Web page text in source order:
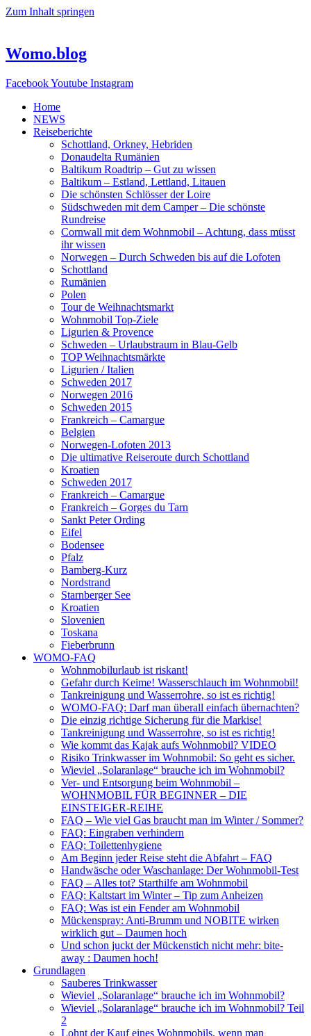
Zum Inhalt springen
Womo.blog
FacebookYoutube Instagram
Home
NEWS
Reiseberichte
Schottland, Orkney, Hebriden
Donaudelta Rumänien
Baltikum Roadtrip – Gut zu wissen
Baltikum – Estland, Lettland, Litauen
Die schönsten Schlösser der Loire
Südschweden mit dem Camper – Die schönste
Rundreise
Cornwall mit dem Wohnmobil – Achtung, dass müsst
ihr wissen
Norwegen – Durch Schweden bis auf die Lofoten
Schottland
Rumänien
Polen
Tour de Weihnachtsmarkt
Wohnmobil Top-Ziele
Ligurien & Provence
Schweden – Urlaubstraum in Blau-Gelb
TOP Weihnachtsmärkte
Ligurien / Italien
Schweden 2017
Norwegen 2016
Schweden 2015
Frankreich – Camargue
Belgien
Norwegen-Lofoten 2013
Die ultimative Reiseroute durch Schottland
Kroatien
Schweden 2017
Frankreich – Camargue
Frankreich – Gorges du Tarn
Sankt Peter Ording
Eifel
Bodensee
Pfalz
Bamberg-Kurz
Nordstrand
Starnberger See
Kroatien
Slovenien
Toskana
Fieberbrunn
WOMO-FAQ
Wohnmobilurlaub ist riskant!
Gefahr durch Keime! Wasserschlauch im Wohnmobil!
Tankreinigung und Wasserrohre, so ist es richtig!
WOMO-FAQ: Darf man überall einfach übernachten?
Die einzig richtige Sicherung für die Markise!
Tankreinigung und Wasserrohre, so ist es richtig!
Wie kommt das Kajak aufs Wohnmobil? VIDEO
Risiko Trinkwasser im Wohnmobil: So geht es sicher.
Wieviel „Solaranlage“ brauche ich im Wohnmobil?
Ver- und Entsorgung beim Wohnmobil –
WOHNMOBIL FÜR BEGINNER – DIE
EINSTEIGER-REIHE
FAQ – Wie viel Gas braucht man im Winter / Sommer?
FAQ: Eingraben verhindern
FAQ: Toilettenhygiene
Am Beginn jeder Reise steht die Abfahrt – FAQ
Handwäsche oder Waschanlage: Der Wohnmobil-Test
FAQ – Alles tot? Starthilfe am Wohnmobil
FAQ: Kaltstart im Winter – Tip zum Anheizen
FAQ: Was ist ein Fender am Wohnmobil
Mückenspray: Anti-Brumm und NOBITE wirken
wirklich gut – Daumen hoch
Und schon juckt der Mückenstich nicht mehr: bite-
away : Daumen hoch!
Grundlagen
Sauberes Trinkwasser
Wieviel „Solaranlage“ brauche ich im Wohnmobil?
Wieviel „Solaranlage“ brauche ich im Wohnmobil? Teil
2
Lohnt der Kauf eines Wohnmobils, wenn man